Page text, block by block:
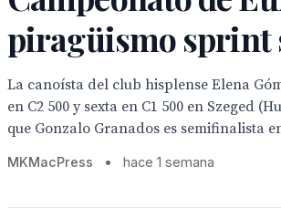
piragüismo sprint
La canoísta del club hisplense Elena
en C2 500 y sexta en C1 500 en Szeged
que Gonzalo Granados es semifinalista
MKMacPress • hace 1 semana